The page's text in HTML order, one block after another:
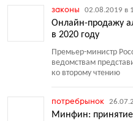
законы 02.08.2019 в
Онлайн-продажу
в 2020 году
Премьер-министр
ведомствам
ко второму чтению
потребрынок
Минфин: